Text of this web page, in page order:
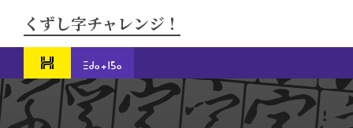
くずし字チャレンジ！